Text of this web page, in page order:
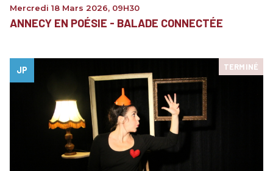
Mercredi 18 Mars 2026, 09H30
ANNECY EN POÉSIE - BALADE CONNECTÉE
JP TERMINÉ